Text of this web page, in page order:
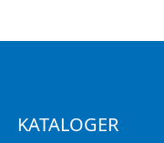
KATALOGER